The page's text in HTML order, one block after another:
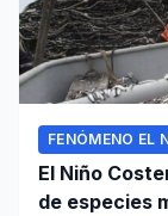
FENÓMENO EL
El Niño
de especies